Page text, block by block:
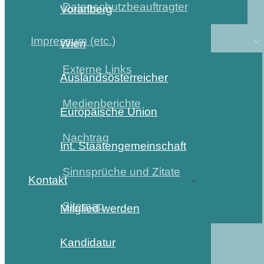
Datenschutzbeauftragter
Impressum (etc.)
Externe Links
Medienberichte
Nachtrag
Sinnsprüche und Zitate
Sitemap
Vorarlberg
Wien
Auslandsösterreicher
Europäische Union
Int. Staatengemeinschaft
Kontakt
Mitglied werden
Kandidatur